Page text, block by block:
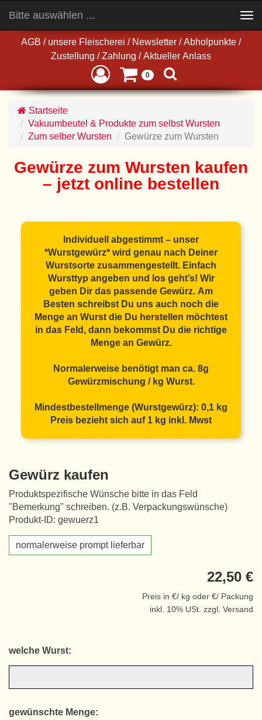
AGB / unsere Fleischerei / Newsletter / Abholpunkte /
Zustellung / Zahlung / Aktueller Anlass
0
Bitte auswählen ...
navigation
Startseite
Vakuumbeutel & Produkte zum selbst Wursten
Zum selber Wursten
Gewürze zum Wursten
Gewürze zum Wursten kaufen
– jetzt online bestellen
Individuell abgestimmt – unser
*Wurstgewürz* wird genau nach Deiner
Wurstsorte zusammengestellt. Einfach
Wursttyp angeben und los geht’s! Wir
geben Dir das passende Gewürz. Am
Besten schreibst Du uns auch noch die
Menge an Wurst die Du herstellen möchtest
in das Feld, dann bekommst Du die richtige
Menge an Gewürz.
Normalerweise benötigt man ca. 8g
Gewürzmischung / kg Wurst.
Mindestbestellmenge (Wurstgewürz): 0,1 kg
Preis bezieht sich auf 1 kg inkl. Mwst
Gewürz kaufen
Produktspezifische Wünsche bitte in das Feld
"Bemerkung" schreiben. (z.B. Verpackungswünsche)
Produkt-ID: gewuerz1
normalerweise prompt lieferbar
22,50 €
Preis in €/ kg oder €/ Packung
inkl. 10% USt. zzgl. Versand
welche Wurst:
gewünschte Menge: